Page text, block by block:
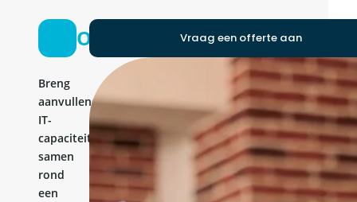
Ontwikkelteam
Breng
aanvullende
IT-
capaciteit
samen
rond
een
Vraag een offerte aan